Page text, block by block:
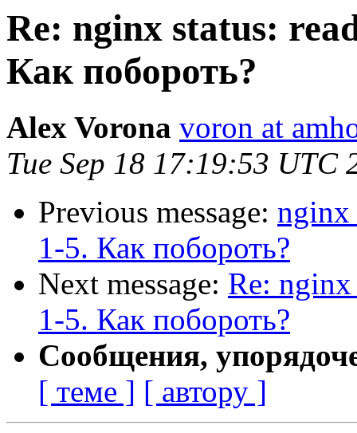
Re: nginx status:
Как побороть?
Alex Vorona voron at
Tue Sep 18 17:19:53 UTC
Previous message: nginx
1-5. Как побороть?
Next message: Re:
1-5. Как побороть?
Сообщения,
[ теме ] [ автору ]